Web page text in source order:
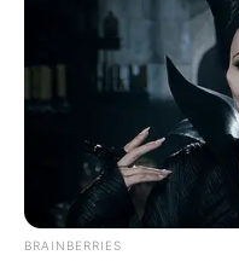
BRAINBERRIES